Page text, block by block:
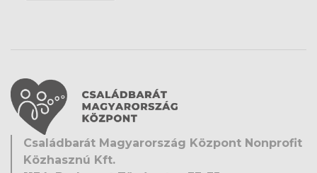
Családbarát Magyarország Központ Nonprofit
Közhasznú Kft.